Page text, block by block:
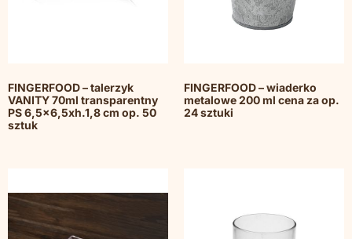
FINGERFOOD – talerzyk
VANITY 70ml transparentny
PS 6,5×6,5xh.1,8 cm op. 50
sztuk
FINGERFOOD – wiaderko
metalowe 200 ml cena za op.
24 sztuki